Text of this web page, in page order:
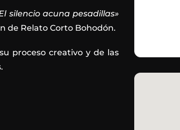
silencio acuna pesadillas»
de Relato Corto Bohodón.
proceso creativo y de las